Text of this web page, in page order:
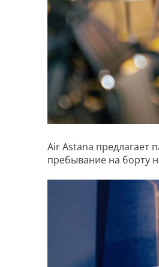
Air Astana предлагает
пребывание на борту